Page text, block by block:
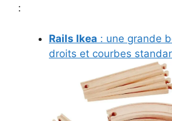
:
Rails Ikea : une grande
droits et courbes